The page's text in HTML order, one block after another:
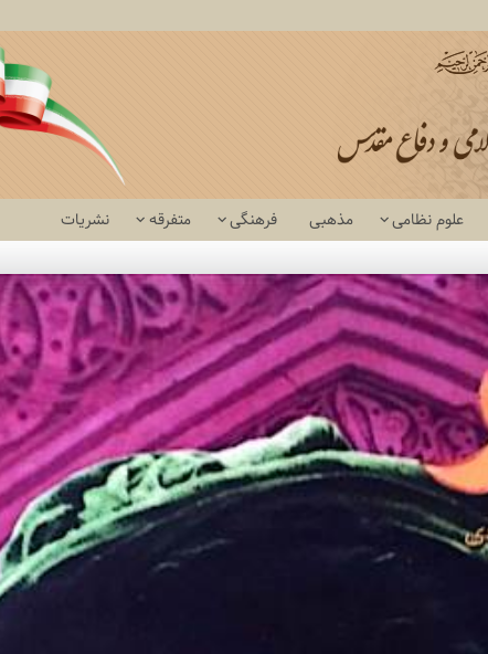
علوم نظامی مذهبی فرهنگی متفرقه نشریات